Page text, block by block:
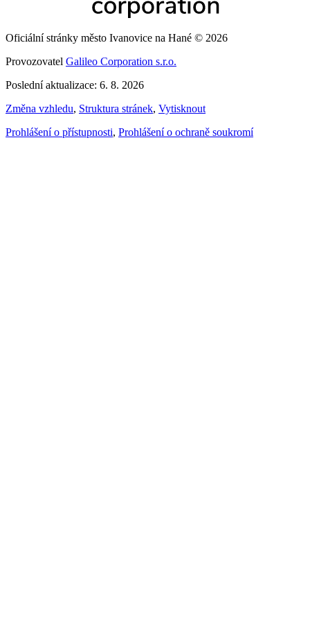
Oficiální stránky město Ivanovice na Hané © 2026
Provozovatel Galileo Corporation s.r.o.
Poslední aktualizace: 6. 8. 2026
Změna vzhledu, Struktura stránek, Vytisknout
Prohlášení o přístupnosti, Prohlášení o ochraně soukromí